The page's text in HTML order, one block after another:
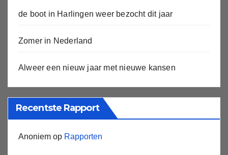
de boot in Harlingen weer bezocht dit jaar
Zomer in Nederland
Alweer een nieuw jaar met nieuwe kansen
Recentste Rapport
Anoniem op Rapporten